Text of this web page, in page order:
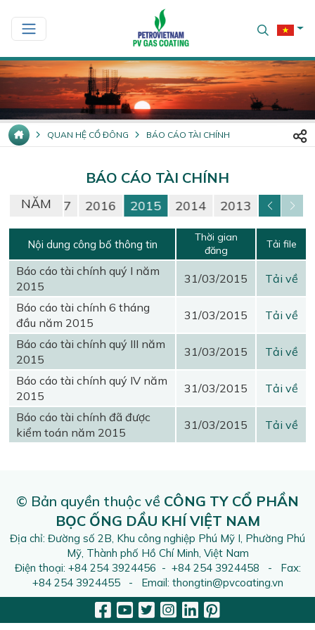
QUAN HỆ CỔ ĐÔNG BÁO CÁO TÀI CHÍNH
BÁO CÁO TÀI CHÍNH
NĂM2017 2016 2015 2014 2013
Nội dung công bố thông tin
Thời gian
đăng
Tải file
Báo cáo tài chính quý I năm
2015
31/03/2015 Tải về
Báo cáo tài chính 6 tháng
đầu năm 2015
31/03/2015 Tải về
Báo cáo tài chính quý III năm
2015
31/03/2015 Tải về
Báo cáo tài chính quý IV năm
2015
31/03/2015 Tải về
Báo cáo tài chính đã được
kiểm toán năm 2015
31/03/2015 Tải về
© Bản quyền thuộc về CÔNG TY CỔ PHẦN
BỌC ỐNG DẦU KHÍ VIỆT NAM
Địa chỉ: Đường số 2B, Khu công nghiệp Phú Mỹ I, Phường Phú
Mỹ, Thành phố Hồ Chí Minh, Việt Nam
Điện thoại: +84 254 3924456 - +84 254 3924458 - Fax:
+84 254 3924455 - Email: thongtin@pvcoating.vn